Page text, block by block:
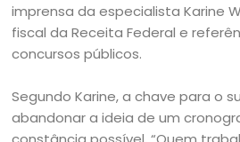
imprensa da especialista Karine
fiscal da Receita Federal e
concursos públicos.
Segundo Karine, a chave para o
abandonar a ideia de um